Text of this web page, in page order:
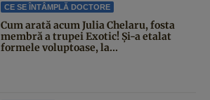
CE SE ÎNTÂMPLĂ DOCTORE
Cum arată acum Julia Chelaru, fosta
membră a trupei Exotic! Și-a etalat
formele voluptoase, la...